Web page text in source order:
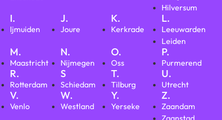
Hilversum
I.
Ijmuiden
J.
Joure
K.
Kerkrade
L.
Leeuwarden
Leiden
M.
Maastricht
N.
Nijmegen
O.
Oss
P.
Purmerend
R.
Rotterdam
S
Schiedam
T.
Tilburg
U.
Utrecht
V.
Venlo
W.
Westland
Y.
Yerseke
Z.
Zaandam